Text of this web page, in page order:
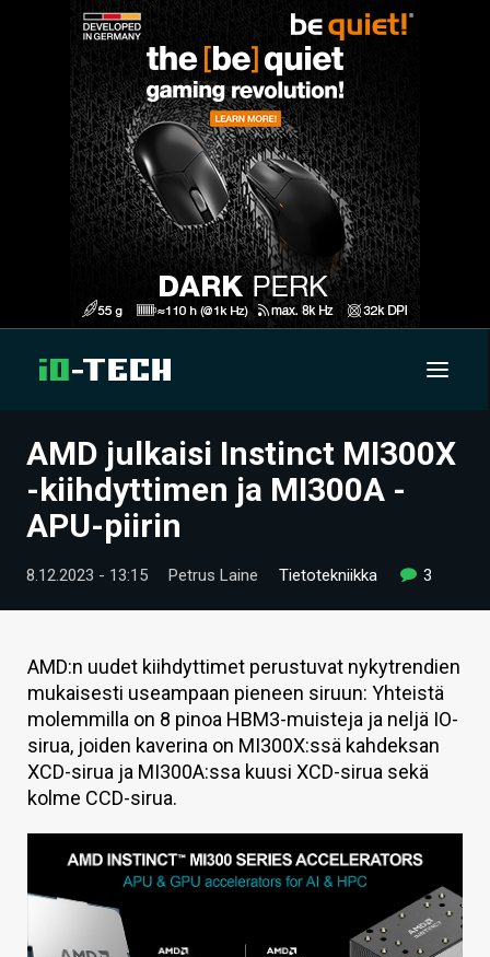
UUTISET
ARTIKKELIT
VIDEOT
TECHBBS
TIETOA
HINTA.FI
KAUPPA
VAIHDA TEEMA
HAKU
AMD julkaisi Instinct MI300X
-kiihdyttimen ja MI300A -
APU-piirin
8.12.2023 - 13:15 Petrus Laine Tietotekniikka 3
AMD:n uudet kiihdyttimet perustuvat nykytrendien
mukaisesti useampaan pieneen siruun: Yhteistä
molemmilla on 8 pinoa HBM3-muisteja ja neljä IO-
sirua, joiden kaverina on MI300X:ssä kahdeksan
XCD-sirua ja MI300A:ssa kuusi XCD-sirua sekä
kolme CCD-sirua.